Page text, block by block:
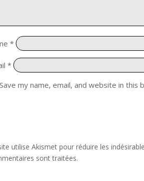
*
*
Save my name, email, and website in
utilise Akismet pour réduire les
sont traitées.